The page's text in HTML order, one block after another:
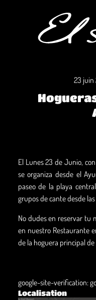
23 juin
El Lunes 23 de Junio,
se organiza desde el
paseo de la playa
grupos de cante desde las
No dudes en reservar tu
en nuestro Restaurante
de la hoguera principal de
google-site-verification:
Localisation